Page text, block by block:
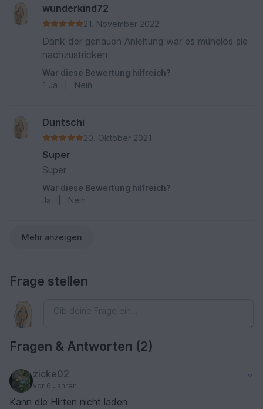
wunderkind72
21. November 2022
Dank der genauen Anleitung war es mühelos sie
nachzustricken
War diese Bewertung hilfreich?
1 Ja Nein
Duntschi
20. Oktober 2021
Super
Super
War diese Bewertung hilfreich?
Ja
Nein
Mehr anzeigen
Frage stellen
Fragen & Antworten (2)
zicke02
vor 6 Jahren
Kann die Hirten nicht laden